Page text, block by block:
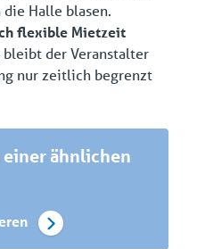
Halle blasen.
flexible Mietzeit
der Veranstalter
nur zeitlich begrenzt
ähnlichen